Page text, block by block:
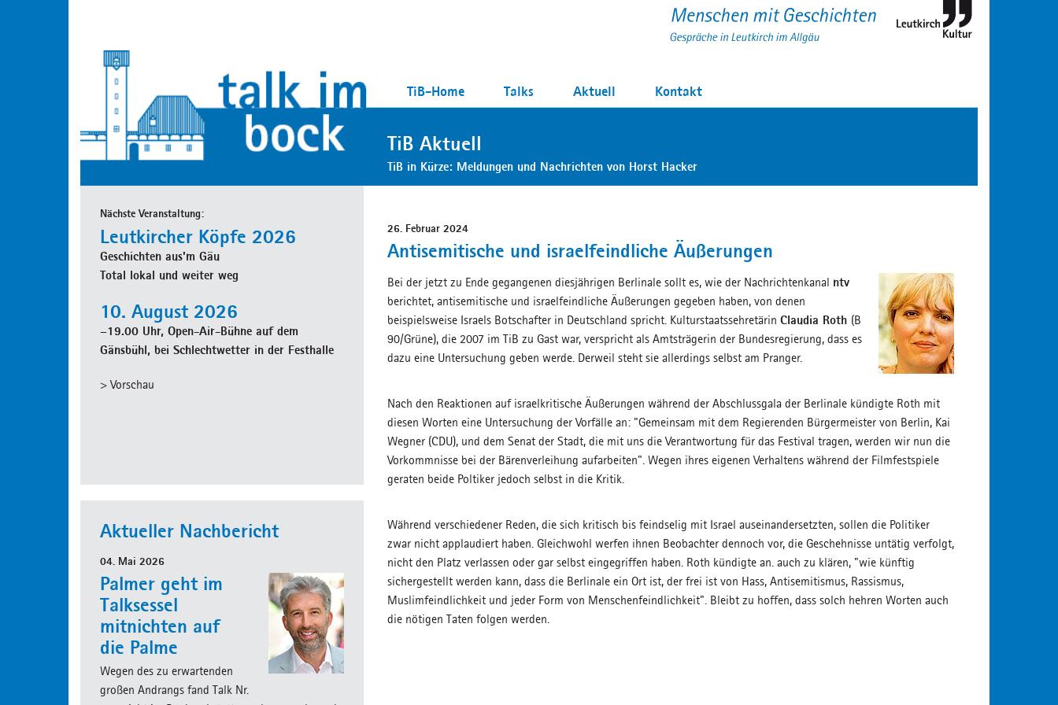
TiB-Home Talks Aktuell Kontakt
TiB Aktuell
TiB in Kürze: Meldungen und Nachrichten von Horst Hacker
Nächste Veranstaltung:
Leutkircher Köpfe 2026
Geschichten aus'm Gäu
Total lokal und weiter weg
10. August 2026
–19.00 Uhr, Open-Air-Bühne auf dem
Gänsbühl, bei Schlechtwetter in der Festhalle
> Vorschau
Aktueller Nachbericht
04. Mai 2026
Palmer geht im
Talksessel
mitnichten auf
die Palme
Wegen des zu erwartenden
großen Andrangs fand Talk Nr.
26. Februar 2024
Antisemitische und israelfeindliche Äußerungen
Bei der jetzt zu Ende gegangenen diesjährigen Berlinale sollt es, wie der Nachrichtenkanal ntv
berichtet, antisemitische und israelfeindliche Äußerungen gegeben haben, von denen
beispielsweise Israels Botschafter in Deutschland spricht. Kulturstaatssehretärin Claudia Roth (B
90/Grüne), die 2007 im TiB zu Gast war, verspricht als Amtsträgerin der Bundesregierung, dass es
dazu eine Untersuchung geben werde. Derweil steht sie allerdings selbst am Pranger.
Nach den Reaktionen auf israelkritische Äußerungen während der Abschlussgala der Berlinale kündigte Roth mit
diesen Worten eine Untersuchung der Vorfälle an: "Gemeinsam mit dem Regierenden Bürgermeister von Berlin, Kai
Wegner (CDU), und dem Senat der Stadt, die mit uns die Verantwortung für das Festival tragen, werden wir nun die
Vorkommnisse bei der Bärenverleihung aufarbeiten". Wegen ihres eigenen Verhaltens während der Filmfestspiele
geraten beide Poltiker jedoch selbst in die Kritik.
Während verschiedener Reden, die sich kritisch bis feindselig mit Israel auseinandersetzten, sollen die Politiker
zwar nicht applaudiert haben. Gleichwohl werfen ihnen Beobachter dennoch vor, die Geschehnisse untätig verfolgt,
nicht den Platz verlassen oder gar selbst eingegriffen haben. Roth kündigte an. auch zu klären, "wie künftig
sichergestellt werden kann, dass die Berlinale ein Ort ist, der frei ist von Hass, Antisemitismus, Rassismus,
Muslimfeindlichkeit und jeder Form von Menschenfeindlichkeit". Bleibt zu hoffen, dass solch hehren Worten auch
die nötigen Taten folgen werden.